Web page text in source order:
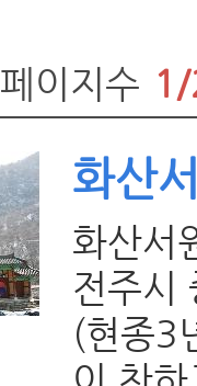
페이지수
화산
화산서
전주시
(현종3